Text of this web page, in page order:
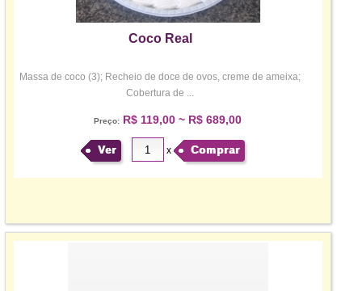
Coco Real
Massa de coco (3); Recheio de doce de ovos, creme de ameixa;
Cobertura de ...
Preço: R$ 119,00 ~ R$ 689,00
Ver x Comprar